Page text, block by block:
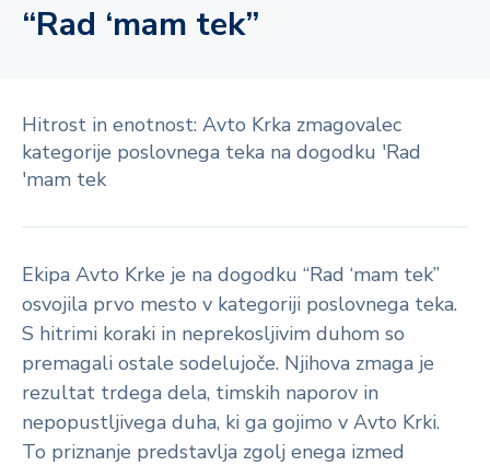
“Rad ‘mam tek”
Hitrost in enotnost: Avto Krka zmagovalec
kategorije poslovnega teka na dogodku 'Rad
'mam tek
Ekipa Avto Krke je na dogodku “Rad ‘mam tek”
osvojila prvo mesto v kategoriji poslovnega teka.
S hitrimi koraki in neprekosljivim duhom so
premagali ostale sodelujoče. Njihova zmaga je
rezultat trdega dela, timskih naporov in
nepopustljivega duha, ki ga gojimo v Avto Krki.
To priznanje predstavlja zgolj enega izmed